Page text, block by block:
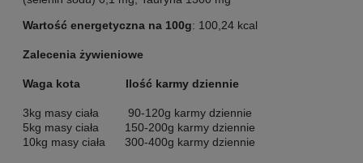
Wartość energetyczna na 100g: 100,24 kcal
Zalecenia żywieniowe
Waga kota Ilość karmy dziennie
3kg masy ciała 90-120g karmy dziennie
5kg masy ciała 150-200g karmy dziennie
10kg masy ciała 300-400g karmy dziennie